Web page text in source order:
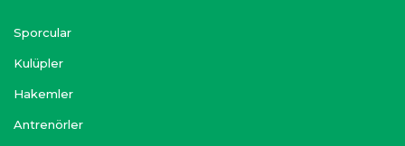
Sporcular
Kulüpler
Hakemler
Antrenörler